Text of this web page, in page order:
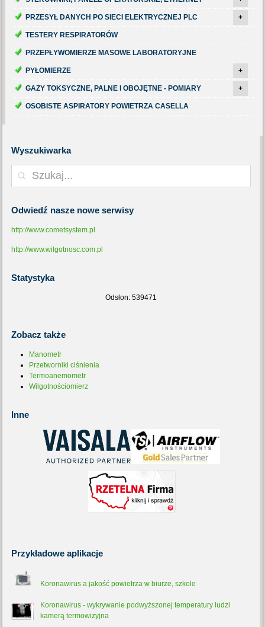
PRZESYŁ DANYCH PO SIECI ELEKTRYCZNEJ PLC +
TESTERY RESPIRATORÓW
PRZEPŁYWOMIERZE MASOWE LABORATORYJNE
PYŁOMIERZE +
GAZY TOKSYCZNE, PALNE I OBOJĘTNE - POMIARY +
OSOBISTE ASPIRATORY POWIETRZA CASELLA
Wyszukiwarka
Odwiedź nasze nowe serwisy
http://www.cometsystem.pl
http://www.wilgotnosc.com.pl
Statystyka
Odsłon: 539471
Zobacz także
Manometr
Przetworniki ciśnienia
Termoanemometr
Wilgotnościomierz
Inne
Przykładowe aplikacje
Koronawirus a jakość powietrza w biurze, szkole
Koronawirus - wykrywanie podwyższonej temperatury ludzi
kamerą termowizyjna